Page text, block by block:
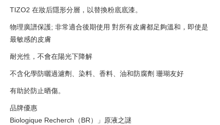
TIZO2 在妝后隱形分層，以替換粉底底漆。
物理廣譜保護; 非常適合後期使用 對所有皮膚都足夠溫和，即使是
最敏感的皮膚
耐光性，不會在陽光下降解
不含化學防曬過濾劑、染料、香料、油和防腐劑 珊瑚友好
有助於防止晒傷。
品牌優惠
Biologique Recherch（BR）」原液之謎